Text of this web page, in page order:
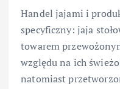
Handel jajami i
specyficzny: jaja
towarem
względu na ich
natomiast